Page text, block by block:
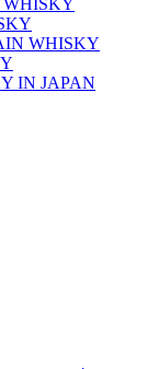
WHISKY
WHISKY
IN JAPAN